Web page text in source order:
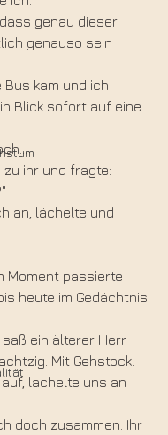
genau dieser
genauso sein
kam und ich
Blick sofort auf eine
ihr und fragte:
an, lächelte und
Moment passierte
heute im Gedächtnis
ein älterer Herr.
Mit Gehstock.
lächelte uns an
doch zusammen. Ihr